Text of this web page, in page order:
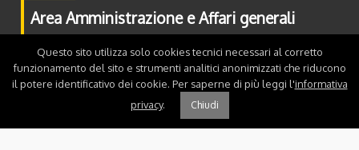
Area Amministrazione e Affari generali
Piazza Fiera, 2 - 38122 Trento
Contatti
Questo sito utilizza solo cookies tecnici necessari al corretto
funzionamento del sito e strumenti analitici anonimizzati che riducono
il potere identificativo dei cookie. Per saperne di più leggi l'informativa
privacy. Chiudi